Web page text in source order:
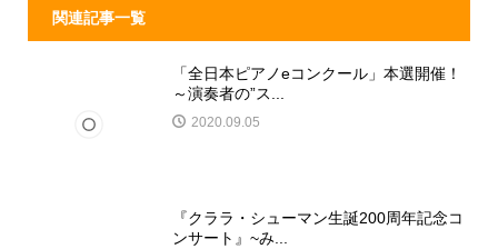
関連記事一覧
「全日本ピアノeコンクール」本選開催！
～演奏者の”ス...
2020.09.05
『クララ・シューマン生誕200周年記念コ
ンサート』~み...